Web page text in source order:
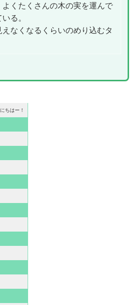
くたくさんの木の実を運んで
る。
なくなるくらいのめり込むタ
ちはー！